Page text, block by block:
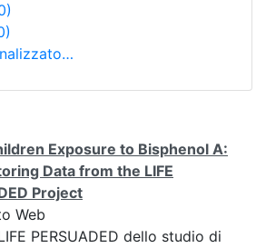
Exposure to Bisphenol A:
Data from the LIFE
Project
Web
PERSUADED dello studio di